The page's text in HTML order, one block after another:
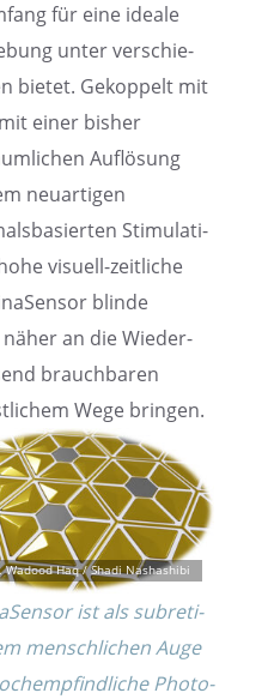
für eine ideale
unter verschie­
bietet. Gekop­pelt mit
einer bisher
Auflö­sung
neuar­ti­gen
Stimu­la­ti­
visuell-zeitli­che
blinde
an die Wieder­
brauch­ba­ren
Wege bringen.
ist als subre­ti­
mensch­li­chen Auge
Photo­